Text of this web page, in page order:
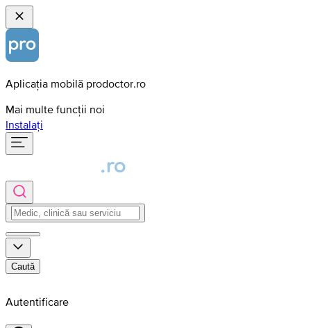
Aplicația mobilă prodoctor.ro
Mai multe funcții noi
Instalați
Caută
Autentificare